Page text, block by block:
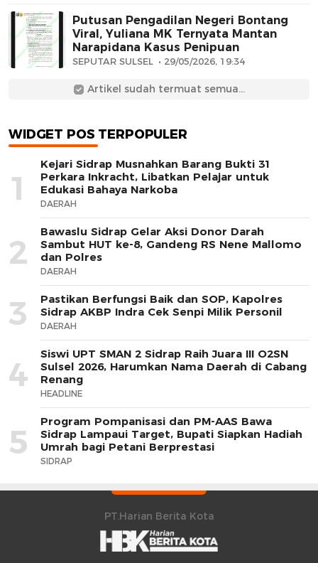
AFN BEAUTY LUXURY
Putusan Pengadilan Negeri Bontang
Viral, Yuliana MK Ternyata Mantan
Narapidana Kasus Penipuan
SEPUTAR SULSEL 29/05/2026, 19:34
Artikel sudah termuat semua...
WIDGET POS TERPOPULER
1
Kejari Sidrap Musnahkan Barang Bukti 31
Perkara Inkracht, Libatkan Pelajar untuk
Edukasi Bahaya Narkoba
DAERAH
2
Bawaslu Sidrap Gelar Aksi Donor Darah
Sambut HUT ke-8, Gandeng RS Nene Mallomo
dan Polres
DAERAH
3
Pastikan Berfungsi Baik dan SOP, Kapolres
Sidrap AKBP Indra Cek Senpi Milik Personil
DAERAH
4
Siswi UPT SMAN 2 Sidrap Raih Juara III O2SN
Sulsel 2026, Harumkan Nama Daerah di Cabang
Renang
HEADLINE
5
Program Pompanisasi dan PM-AAS Bawa
Sidrap Lampaui Target, Bupati Siapkan Hadiah
Umrah bagi Petani Berprestasi
SIDRAP
PT.Harian Berita Kota